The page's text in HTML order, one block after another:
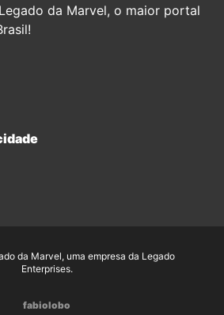
da Marvel, o maior portal
da Marvel, uma empresa da Legado
Enterprises.
fabiolobo